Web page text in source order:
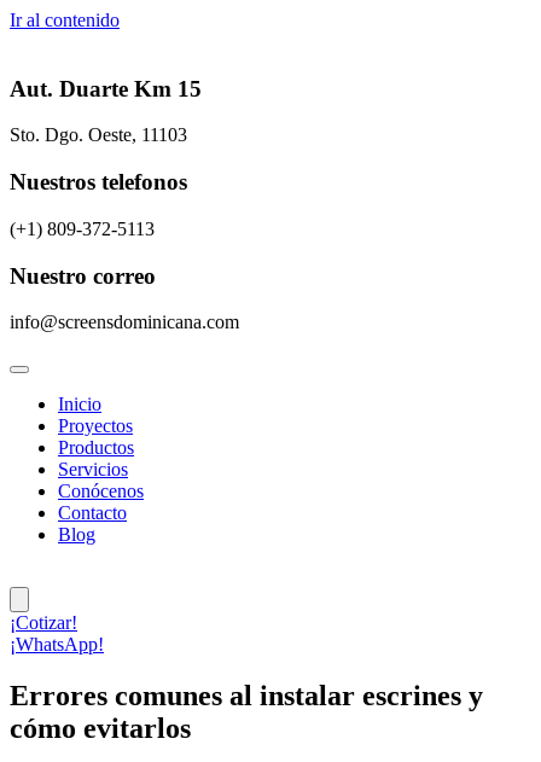
Ir al contenido
Aut. Duarte Km 15
Sto. Dgo. Oeste, 11103
Nuestros telefonos
(+1) 809-372-5113
Nuestro correo
info@screensdominicana.com
Inicio
Proyectos
Productos
Servicios
Conócenos
Contacto
Blog
¡Cotizar!
¡WhatsApp!
Errores comunes al instalar escrines y
cómo evitarlos